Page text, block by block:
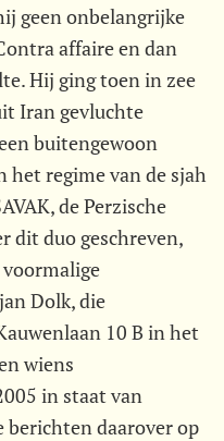
geen onbelangrijke
affaire en dan
Hij ging toen in zee
Iran gevluchte
buitengewoon
het regime van de sjah
de Perzische
dit duo geschreven,
Dolk, die
10 B in het
wiens
in staat van
daarover op